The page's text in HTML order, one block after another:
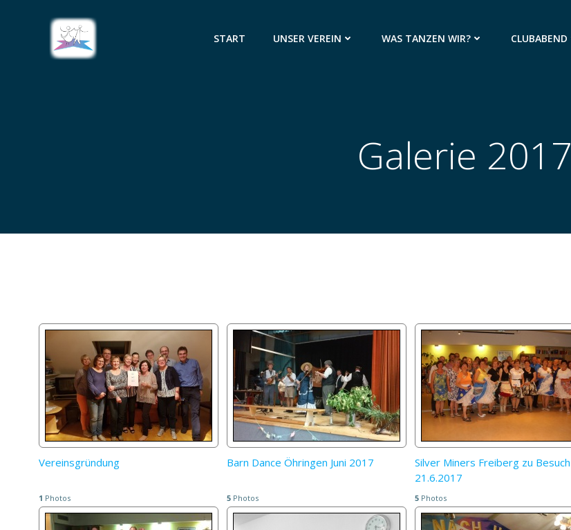
START UNSER VEREIN WAS TANZEN WIR? CLUBABEND
Galerie 2017
Vereinsgründung
1 Photos
Barn Dance Öhringen Juni 2017
5 Photos
Silver Miners Freiberg zu Besuch
21.6.2017
5 Photos